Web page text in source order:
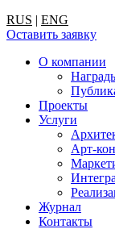
RUS | ENG
Оставить заявку
О компании
Проекты
Услуги
Арт-
Журнал
Контакты